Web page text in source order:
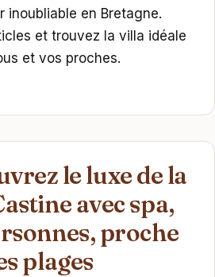
inoubliable en Bretagne.
et trouvez la villa idéale
et vos proches.
le luxe de la
avec spa,
proche
plages